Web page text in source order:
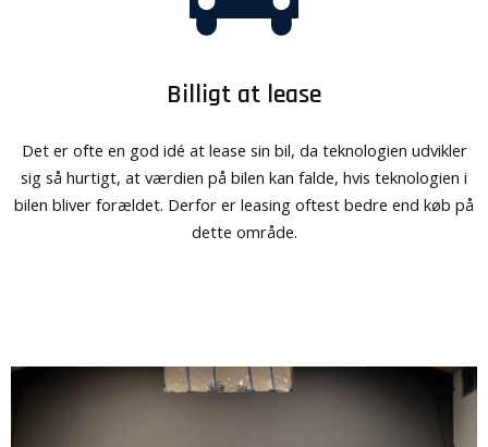
Billigt at lease
Det er ofte en god idé at lease sin bil, da teknologien udvikler
sig så hurtigt, at værdien på bilen kan falde, hvis teknologien i
bilen bliver forældet. Derfor er leasing oftest bedre end køb på
dette område.